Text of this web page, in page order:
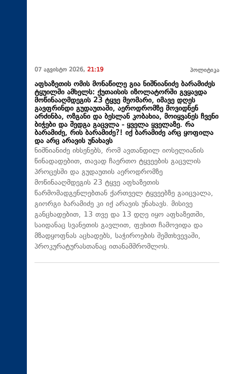
07 აგვისტო 2026, 21:19 პოლიტიკა
აფხაზეთის ომის მონაწილე გია ნიშნიანიძე ბარამიძეს
ტყუილში ამხელს: ქუთაისის იზოლატორში გვყავდა
მოწინააღმდეგის 23 ტყვე მეომარი, იმავე დღეს
გავფრინდი გუდაუთაში, აეროდრომზე მოვიდნენ
არძინბა, ოზგანი და ბესლან კობახია, მოიყვანეს ჩვენი
ბიჭები და შედგა გაცვლა - ყველა ყველაზე. რა
ბარამიძე, რის ბარამიძე?! იქ ბარამიძე არც ყოფილა
და არც არავის უნახავს
ნიშნიანიძე იხსენებს, რომ ავთანდილ იოსელიანის
წინადადებით, თავად ჩაერთო ტყვეების გაცვლის
პროცესში და გუდაუთის აეროდრომზე
მოწინააღმდეგის 23 ტყვე აფხაზეთის
წარმომადგენლებთან ქართველ ტყვეებზე გაიცვალა,
გიორგი ბარამიძე კი იქ არავის უნახავს. მისივე
განცხადებით, 13 თვე და 13 დღე იყო აფხაზეთში,
საიდანაც სვანეთის გავლით, ფეხით ჩამოვიდა და
მზადყოფნას აცხადებს, საჭიროების შემთხვევაში,
პროკურატურასთანაც ითანამშრომლოს.